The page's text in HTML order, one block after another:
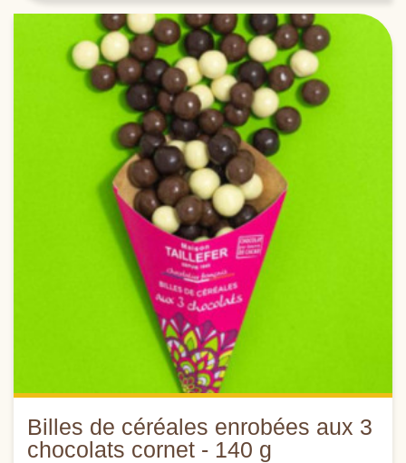
Billes de céréales enrobées aux 3
chocolats cornet - 140 g